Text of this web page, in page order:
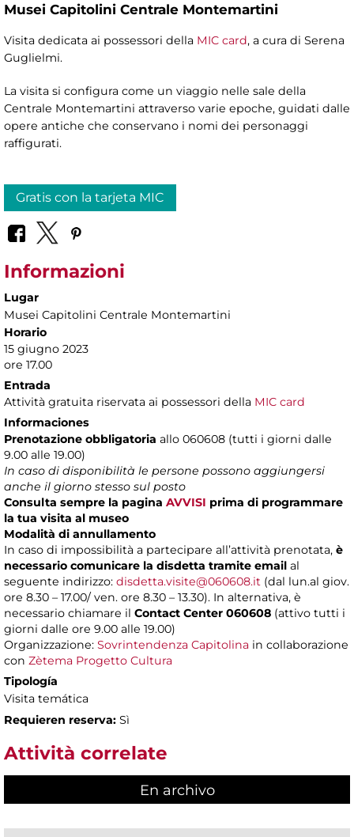
Musei Capitolini Centrale Montemartini
Visita dedicata ai possessori della MIC card, a cura di Serena
Guglielmi.
La visita si configura come un viaggio nelle sale della
Centrale Montemartini attraverso varie epoche, guidati dalle
opere antiche che conservano i nomi dei personaggi
raffigurati.
Gratis con la tarjeta MIC
Informazioni
Lugar
Musei Capitolini Centrale Montemartini
Horario
15 giugno 2023
ore 17.00
Entrada
Attività gratuita riservata ai possessori della MIC card
Informaciones
Prenotazione obbligatoria allo 060608 (tutti i giorni dalle
9.00 alle 19.00)
In caso di disponibilità le persone possono aggiungersi
anche il giorno stesso sul posto
Consulta sempre la pagina AVVISI prima di programmare
la tua visita al museo
Modalità di annullamento
In caso di impossibilità a partecipare all’attività prenotata, è
necessario comunicare la disdetta tramite email al
seguente indirizzo: disdetta.visite@060608.it (dal lun.al giov.
ore 8.30 – 17.00/ ven. ore 8.30 – 13.30). In alternativa, è
necessario chiamare il Contact Center 060608 (attivo tutti i
giorni dalle ore 9.00 alle 19.00)
Organizzazione: Sovrintendenza Capitolina in collaborazione
con Zètema Progetto Cultura
Tipología
Visita temática
Requieren reserva: Sì
Attività correlate
En archivo